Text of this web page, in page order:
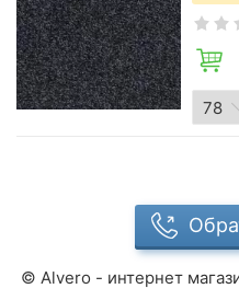
© Alvero - интернет